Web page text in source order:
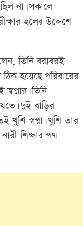
না। সকালে
হলের উদ্দেশে
তিনি বরাবরই
ঠিক হয়েছে পরিবারের
তিনি
দুই বাড়ির
স্বপ্না। খুশি তার
শিক্ষার পথ